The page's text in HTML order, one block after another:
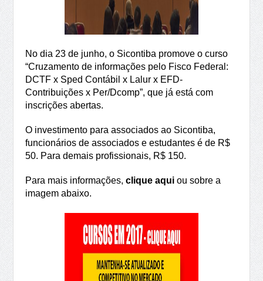
No dia 23 de junho, o Sicontiba promove o curso
“Cruzamento de informações pelo Fisco Federal:
DCTF x Sped Contábil x Lalur x EFD-
Contribuições x Per/Dcomp”, que já está com
inscrições abertas.
O investimento para associados ao Sicontiba,
funcionários de associados e estudantes é de R$
50. Para demais profissionais, R$ 150.
Para mais informações,clique aqui ou sobre a
imagem abaixo.